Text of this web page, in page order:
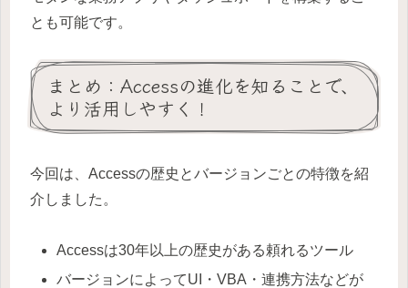
とも可能です。
まとめ：Accessの進化を知ることで、
より活用しやすく！
今回は、Accessの歴史とバージョンごとの特徴を紹
介しました。
Accessは30年以上の歴史がある頼れるツール
バージョンによってUI・VBA・連携方法などが